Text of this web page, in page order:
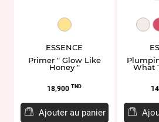
ET958471
ESSENCE
Primer " Glow Like
Honey "
Prix
18,900 TND
Ajouter au panier
What